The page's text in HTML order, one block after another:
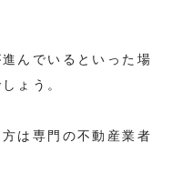
んでいるといった場
ょう。
は専門の不動産業者